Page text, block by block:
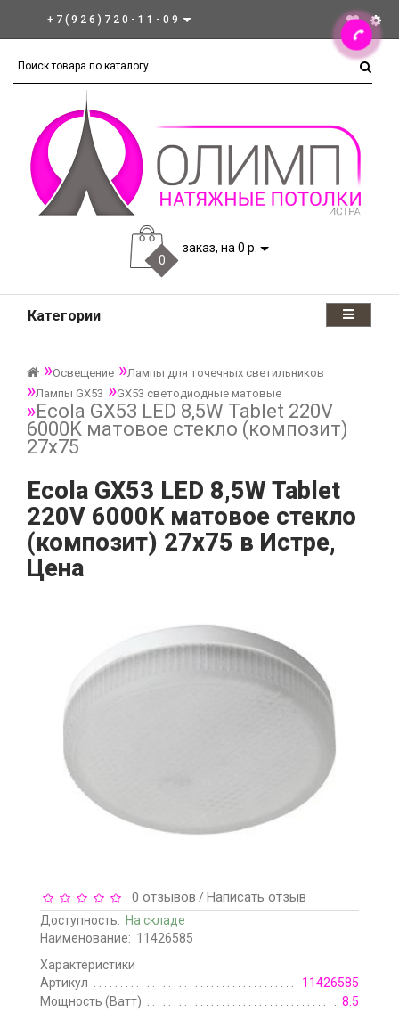
+7(926)720-11-09
0
заказ, на 0 р.
Категории
Освещение
Лампы для точечных светильников
Лампы GX53
GX53 светодиодные матовые
Ecola GX53 LED 8,5W Tablet 220V
6000K матовое стекло (композит)
27x75
Ecola GX53 LED 8,5W Tablet
220V 6000K матовое стекло
(композит) 27x75 в Истре,
Цена
0 отзывов /Написать отзыв
Доступность: На складе
Наименование: 11426585
Характеристики
Артикул
11426585
Мощность (Ватт)
8.5